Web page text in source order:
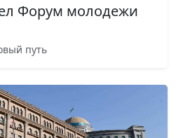
Форум молодежи
путь